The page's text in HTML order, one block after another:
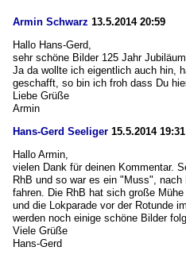
Armin Schwarz 13.5.2014 20:59
Hallo Hans-Gerd,
sehr schöne Bilder 125 Jahr
Ja da wollte ich eigentlich auch hin,
geschafft, so bin ich froh dass Du
Liebe Grüße
Armin
Hans-Gerd Seeliger 15.5.2014 19:31
Hallo Armin,
vielen Dank für deinen Kommentar.
RhB und so war es ein "Muss",
fahren. Die RhB hat sich große
und die Lokparade vor der Rotunde
werden noch einige schöne Bilder
Viele Grüße
Hans-Gerd